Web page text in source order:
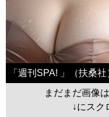
「週刊SPA! 」（扶桑
まだまだ画像
↓にスク